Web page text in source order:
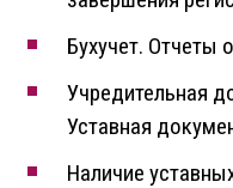
Бухучет. Отчеты о
Учредительная
Уставная
Наличие